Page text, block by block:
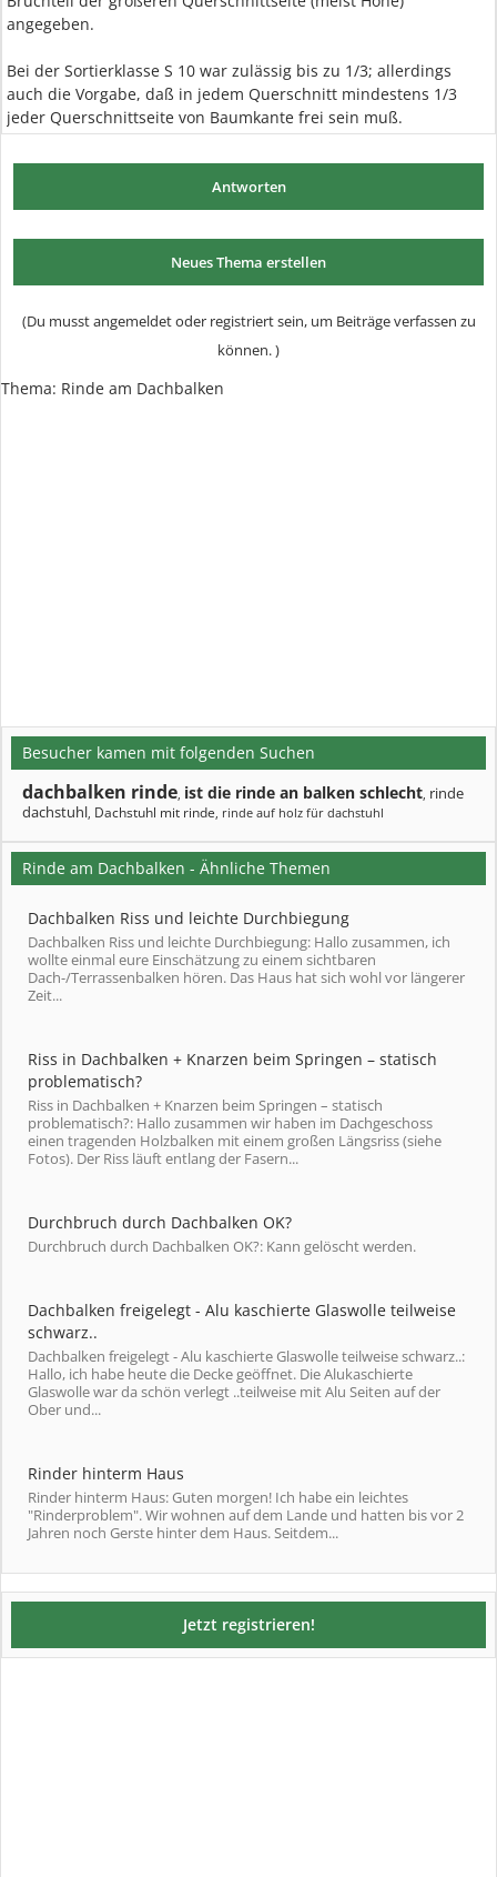
angegeben.
Bei der Sortierklasse S 10 war zulässig bis zu 1/3; allerdings
auch die Vorgabe, daß in jedem Querschnitt mindestens 1/3
jeder Querschnittseite von Baumkante frei sein muß.
Antworten
Neues Thema erstellen
(Du musst angemeldet oder registriert sein, um Beiträge verfassen zu
können. )
Thema: Rinde am Dachbalken
Besucher kamen mit folgenden Suchen
dachbalken rinde, ist die rinde an balken schlecht, rinde
dachstuhl, Dachstuhl mit rinde, rinde auf holz für dachstuhl
Rinde am Dachbalken - Ähnliche Themen
Dachbalken Riss und leichte Durchbiegung
Dachbalken Riss und leichte Durchbiegung: Hallo zusammen, ich
wollte einmal eure Einschätzung zu einem sichtbaren
Dach-/Terrassenbalken hören. Das Haus hat sich wohl vor längerer
Zeit...
Riss in Dachbalken + Knarzen beim Springen – statisch
problematisch?
Riss in Dachbalken + Knarzen beim Springen – statisch
problematisch?: Hallo zusammen wir haben im Dachgeschoss
einen tragenden Holzbalken mit einem großen Längsriss (siehe
Fotos). Der Riss läuft entlang der Fasern...
Durchbruch durch Dachbalken OK?
Durchbruch durch Dachbalken OK?: Kann gelöscht werden.
Dachbalken freigelegt - Alu kaschierte Glaswolle teilweise
schwarz..
Dachbalken freigelegt - Alu kaschierte Glaswolle teilweise schwarz..:
Hallo, ich habe heute die Decke geöffnet. Die Alukaschierte
Glaswolle war da schön verlegt ..teilweise mit Alu Seiten auf der
Ober und...
Rinder hinterm Haus
Rinder hinterm Haus: Guten morgen! Ich habe ein leichtes
"Rinderproblem". Wir wohnen auf dem Lande und hatten bis vor 2
Jahren noch Gerste hinter dem Haus. Seitdem...
Jetzt registrieren!